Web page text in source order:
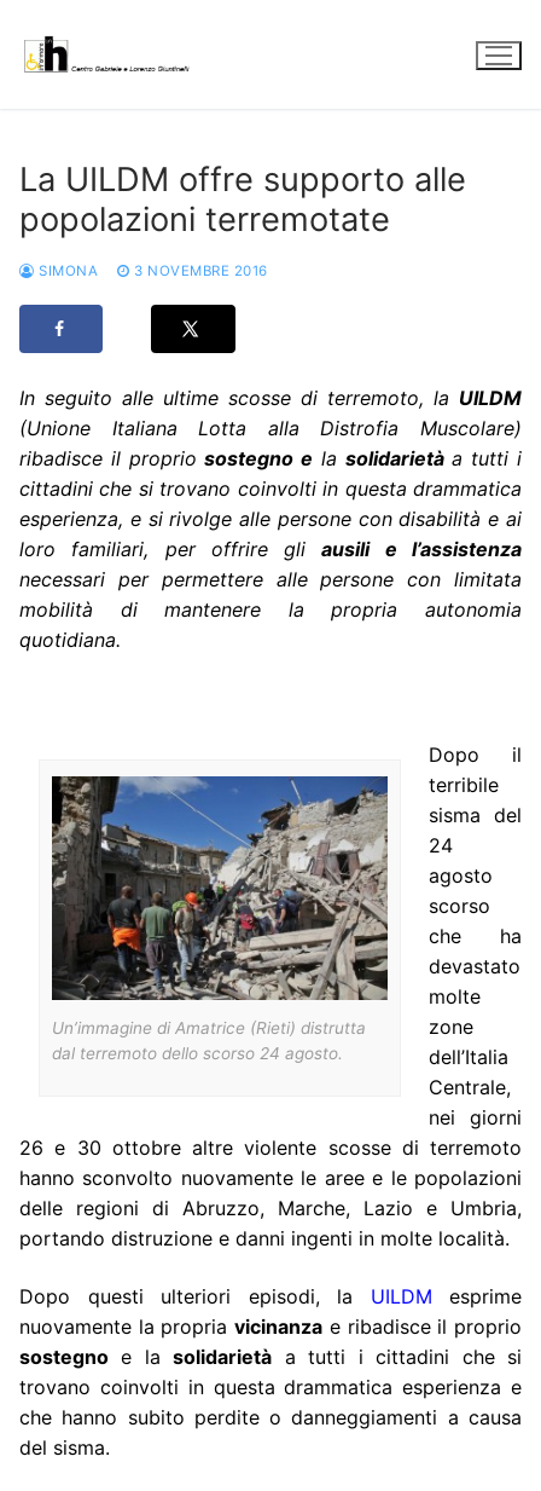
contenuto
La UILDM offre supporto alle
popolazioni terremotate
SIMONA 3 NOVEMBRE 2016
In seguito alle ultime scosse di terremoto, la UILDM
(Unione Italiana Lotta alla Distrofia Muscolare)
ribadisce il propriosostegno e la solidarietàa tutti i
cittadini che si trovano coinvolti in questa drammatica
esperienza, e si rivolge alle persone con disabilità e ai
loro familiari, per offriregliausili e l’assistenza
necessari per permettere alle persone con limitata
mobilità di mantenere la propria autonomia
quotidiana.
Un’immagine di Amatrice (Rieti) distrutta
dal terremoto dello scorso 24 agosto.
Dopo il
terribile
sisma del
24
agosto
scorso
che ha
devastato
molte
zone
dell’Italia
Centrale,
nei giorni
26 e 30 ottobre altre violente scosse di terremoto
hanno sconvolto nuovamente le aree e le popolazioni
delle regioni di Abruzzo, Marche, Lazio e Umbria,
portando distruzione e danni ingenti in molte località.
Dopo questi ulteriori episodi, la UILDM esprime
nuovamente la propriavicinanza e ribadisce il proprio
sostegno e lasolidarietà a tutti i cittadini che si
trovano coinvolti in questa drammatica esperienza e
che hanno subito perdite o danneggiamenti a causa
del sisma.